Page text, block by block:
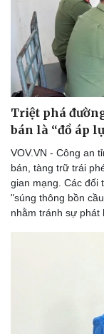
Triệt phá
bán là “đồ áp
VOV.VN - Công an
bán, tàng trữ trái
gian mạng. Các đối
"súng thông bồn
nhằm tránh sự phát